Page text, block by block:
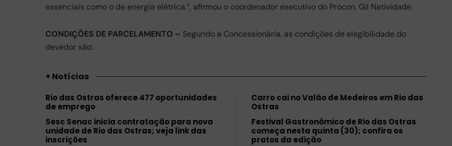
essenciais como o de energia elétrica.”, afirmou o coordenador executivo do Procon, Gil Natividade.
CONDIÇÕES DE PARCELAMENTO – Segundo a Concessionária, as condições de elegibilidade do
devedor são:
+ Notícias
Rio das Ostras oferece 477 oportunidades
de emprego
Sesc Senac inicia contratação para nova
unidade de Rio das Ostras; veja link das
inscrições
Carro cai no Valão de Medeiros em Rio das
Ostras
Festival Gastronômico de Rio das Ostras
começa nesta quinta (30); confira os
pratos da edição